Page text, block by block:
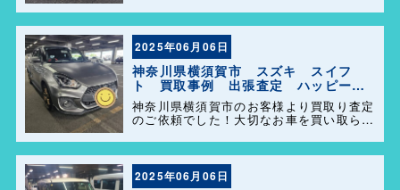
うございます。今後とも弊社の事をよろし
くお願いします＼(^o^)／
2025年06月06日
神奈川県横須賀市 スズキ スイフ
ト 買取事例 出張査定 ハッピーカ
ーズ港南店！
神奈川県横須賀市のお客様より買取り査定
のご依頼でした！大切なお車を買い取らせ
社の事をよろしくお願いします＼(^o^)／
2025年06月06日